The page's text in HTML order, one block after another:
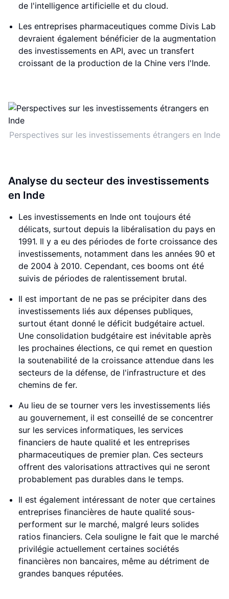
de l'intelligence artificielle et du cloud.
Les entreprises pharmaceutiques comme Divis Lab
devraient également bénéficier de la augmentation
des investissements en API, avec un transfert
croissant de la production de la Chine vers l'Inde.
Perspectives sur les investissements étrangers en Inde
Analyse du secteur des investissements
en Inde
Les investissements en Inde ont toujours été
délicats, surtout depuis la libéralisation du pays en
1991. Il y a eu des périodes de forte croissance des
investissements, notamment dans les années 90 et
de 2004 à 2010. Cependant, ces booms ont été
suivis de périodes de ralentissement brutal.
Il est important de ne pas se précipiter dans des
investissements liés aux dépenses publiques,
surtout étant donné le déficit budgétaire actuel.
Une consolidation budgétaire est inévitable après
les prochaines élections, ce qui remet en question
la soutenabilité de la croissance attendue dans les
secteurs de la défense, de l'infrastructure et des
chemins de fer.
Au lieu de se tourner vers les investissements liés
au gouvernement, il est conseillé de se concentrer
sur les services informatiques, les services
financiers de haute qualité et les entreprises
pharmaceutiques de premier plan. Ces secteurs
offrent des valorisations attractives qui ne seront
probablement pas durables dans le temps.
Il est également intéressant de noter que certaines
entreprises financières de haute qualité sous-
performent sur le marché, malgré leurs solides
ratios financiers. Cela souligne le fait que le marché
privilégie actuellement certaines sociétés
financières non bancaires, même au détriment de
grandes banques réputées.